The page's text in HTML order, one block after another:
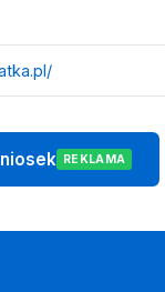
REKLAMA